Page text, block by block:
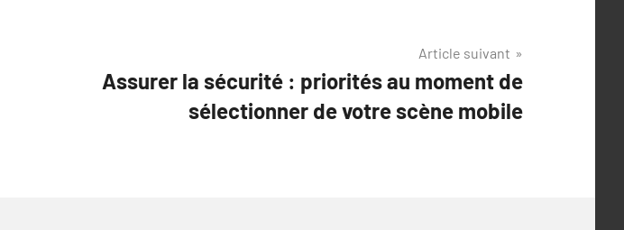
Article suivant
Assurer la sécurité : priorités au moment de
sélectionner de votre scène mobile